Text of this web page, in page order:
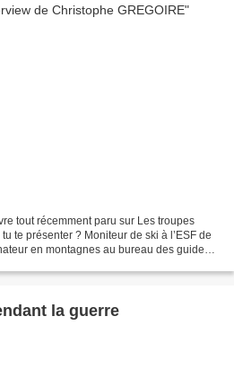
tout récemment paru sur Les troupes
te présenter ? Moniteur de ski à l’ESF de
en montagnes au bureau des guides
la guerre